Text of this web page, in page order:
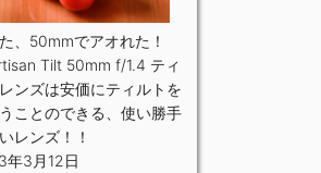
、50mmでアオれた！
Tilt 50mm f/1.4 ティ
ンズは安価にティルトを
ことのできる、使い勝手
レンズ！！
年3月12日